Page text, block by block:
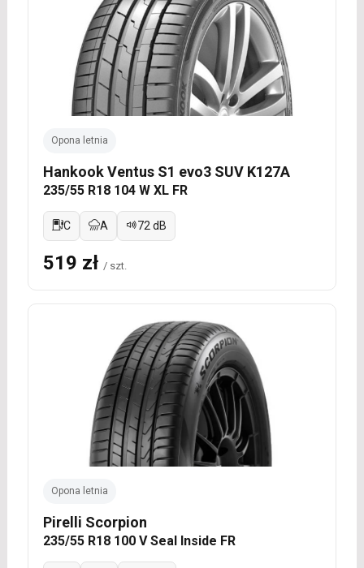
Opona letnia
Hankook Ventus S1 evo3 SUV K127A
235/55 R18 104 W XL FR
C A 72 dB
519 zł / szt.
Opona letnia
Pirelli Scorpion
235/55 R18 100 V Seal Inside FR